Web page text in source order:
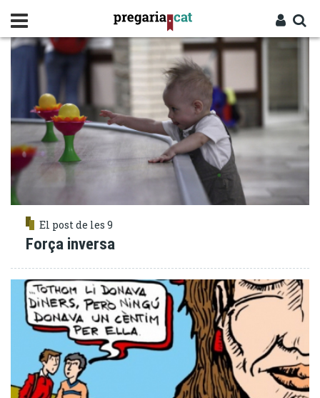
contingut
Cercador
ULTIMS
El post de les 9
Força inversa